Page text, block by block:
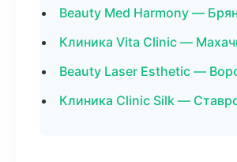
Beauty Med Harmony —
Клиника Vita Clinic —
Beauty Laser Esthetic —
Клиника Clinic Silk —